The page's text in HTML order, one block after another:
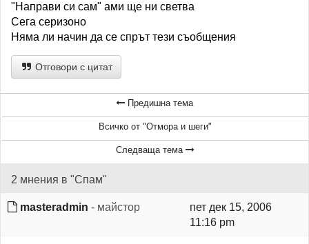
"Направи си сам" ами ще ни светва
Сега серизоно
Няма ли начин да се спрът тези съобщения
Отговори с цитат
Предишна тема
Всичко от "Отмора и шеги"
Следваща тема
2 мнения в "Спам"
masteradmin - майстор
пет дек 15, 2006
11:16 pm